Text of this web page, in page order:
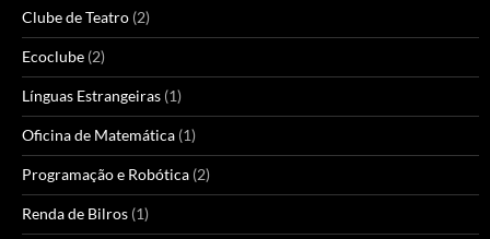
Clube de Teatro (2)
Ecoclube (2)
Línguas Estrangeiras (1)
Oficina de Matemática (1)
Programação e Robótica (2)
Renda de Bilros (1)